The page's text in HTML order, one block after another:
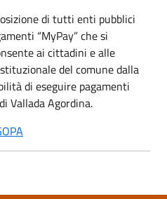
di tutti enti pubblici
“MyPay” che si
ai cittadini e alle
del comune dalla
di eseguire pagamenti
Vallada Agordina.